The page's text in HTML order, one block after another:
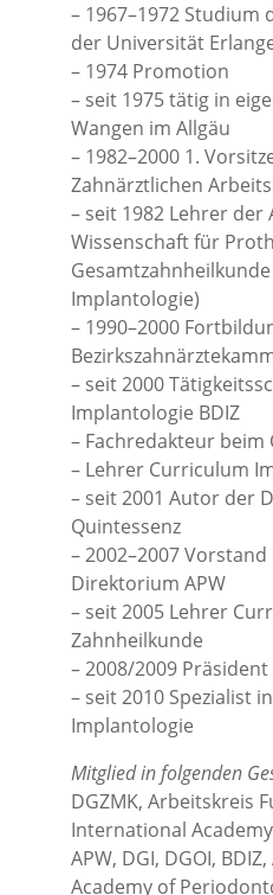
– 1967–1972 Studium
der Universität
– 1974 Promotion
– seit 1975 tätig in
Wangen im Allgäu
– 1982–2000 1.
Zahnärztlichen
– seit 1982 Lehrer der
Wissenschaft für
Implantologie)
– 1990–2000
– seit 2000
Implantologie BDIZ
– Fachredakteur beim
– Lehrer Curriculum
– seit 2001 Autor der
Quintessenz
– 2002–2007 Vorstand
Direktorium APW
– seit 2005 Lehrer
Zahnheilkunde
– 2008/2009 Präsident
– seit 2010 Spezialist
Implantologie
Mitglied in folgenden
DGZMK, Arbeitskreis
International
APW, DGI, DGOI,
Academy of